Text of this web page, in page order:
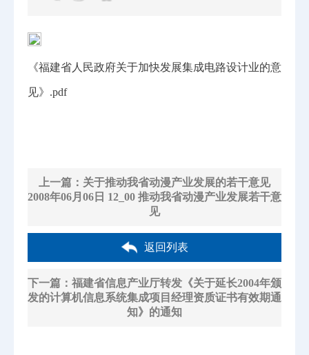
《福建省人民政府关于加快发展集成电路设计业的意
见》.pdf
上一篇：关于推动我省动漫产业发展的若干意见
2008年06月06日 12_00 推动我省动漫产业发展若干意
见
返回列表
下一篇：福建省信息产业厅转发《关于延长2004年颁
发的计算机信息系统集成项目经理资质证书有效期通
知》的通知